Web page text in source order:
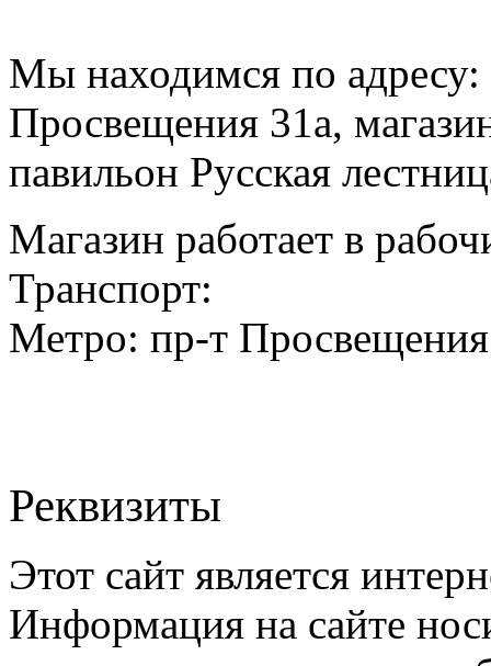
Мы находимся по адресу:
Просвещения 31а,
павильон Русская
Магазин работает в
Транспорт:
Метро: пр-т Просвещения
Реквизиты
Этот сайт является
Информация на сайте